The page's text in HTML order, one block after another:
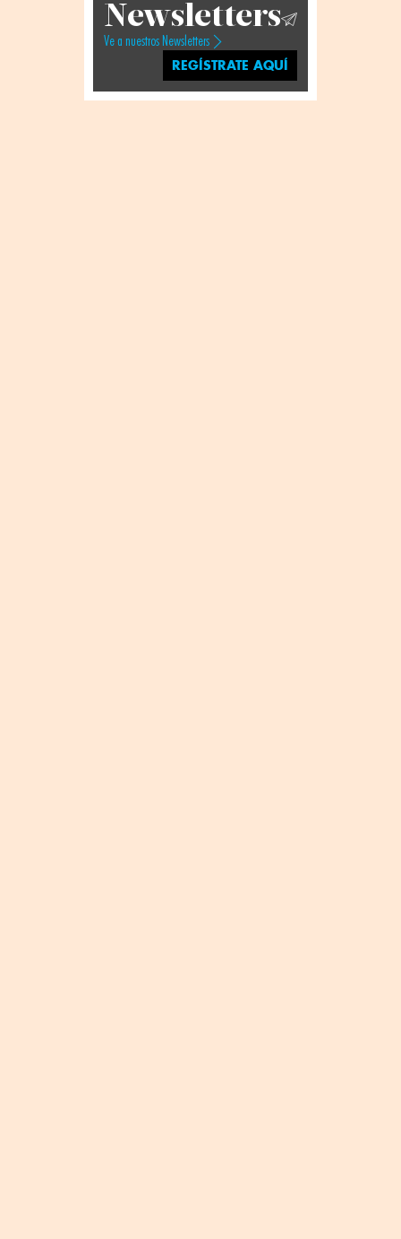
Newsletters
Ve a nuestros Newsletters
REGÍSTRATE AQUÍ